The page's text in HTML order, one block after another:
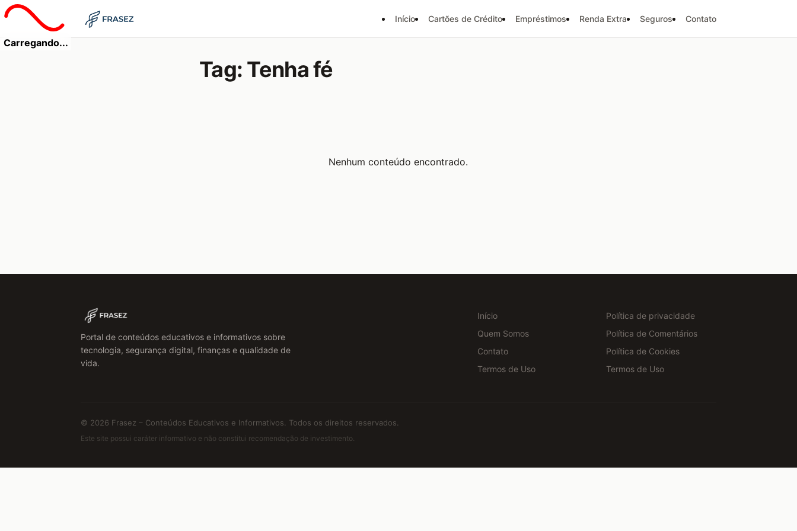
Carregando...
Início Cartões de Crédito Empréstimos Renda Extra Seguros Contato
Tag: Tenha fé
Nenhum conteúdo encontrado.
Portal de conteúdos educativos e informativos sobre
tecnologia, segurança digital, finanças e qualidade de
vida.
Início
Quem Somos
Contato
Termos de Uso
Política de privacidade
Política de Comentários
Política de Cookies
Termos de Uso
© 2026 Frasez – Conteúdos Educativos e Informativos. Todos os direitos reservados.
Este site possui caráter informativo e não constitui recomendação de investimento.